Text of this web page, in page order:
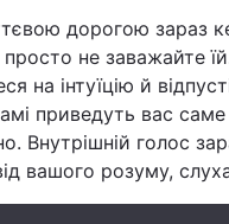
Інциденти
Туризм
Погода
дорогою зараз
не заважайте
на інтуїцію й
приведуть вас
Внутрішній голос
вашого розуму,